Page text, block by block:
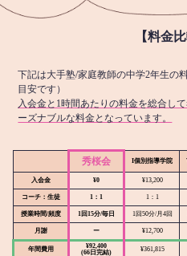
【料金
下記は大手塾/家庭教師の中学2年生の
目安です）
入会金と1時間あたりの料金を総合し
ーズナブルな料金となっています。
秀桜会 I個別指導学院
入会金 ¥0 ¥13,200
コーチ：生徒 1：1 1：1
授業時間/頻度 1回15分/毎日 1回50分/月4回
月謝 ー ¥12,700
年間費用
¥92,400
(66日完結)
¥361,815